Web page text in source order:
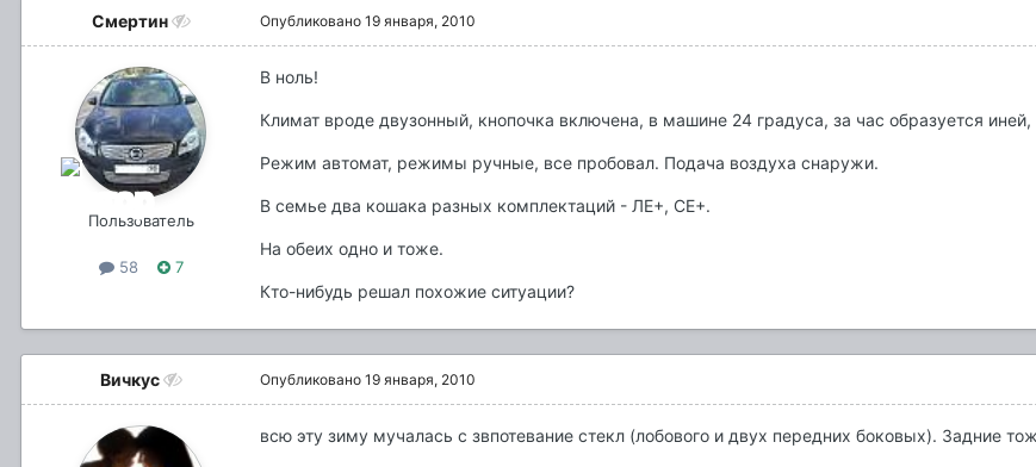
Смертин
Пользователь
58 7
Опубликовано 19 января, 2010
В ноль!
Климат вроде двузонный, кнопочка включена, в машине 24 градуса, за час образуется
Режим автомат, режимы ручные, все пробовал. Подача воздуха снаружи.
В семье два кошака разных комплектаций - ЛЕ+, СЕ+.
На обеих одно и тоже.
Кто-нибудь решал похожие ситуации?
Вичкус Опубликовано 19 января, 2010
всю эту зиму мучалась с звпотевание стекл (лобового и двух передних боковых). Задние